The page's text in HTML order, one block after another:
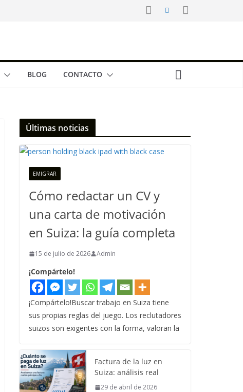
BLOG CONTACTO
Últimas noticias
EMIGRAR
Cómo redactar un CV y
una carta de motivación
en Suiza: la guía completa
15 de julio de 2026 Admin
¡Compártelo!
¡Compártelo!Buscar trabajo en Suiza tiene
sus propias reglas del juego. Los reclutadores
suizos son exigentes con la forma, valoran la
Factura de la luz en
Suiza: análisis real
29 de abril de 2026